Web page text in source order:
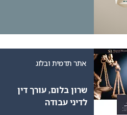
אתר תדמית ובלוג
שרון בלום, עורך דין
לדיני עבודה